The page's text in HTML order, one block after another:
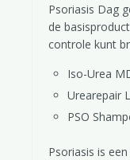
Psoriasis Dag
de
controle kunt
Iso-Urea
Urearepair
PSO
Psoriasis is